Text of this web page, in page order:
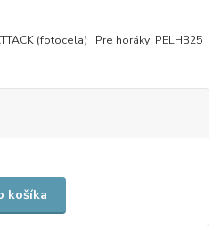
(fotocela) Pre horáky: PELHB25
košíka